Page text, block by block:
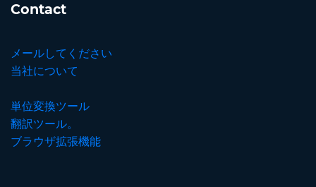
Contact
メールしてください
当社について
単位変換ツール
翻訳ツール。
ブラウザ拡張機能